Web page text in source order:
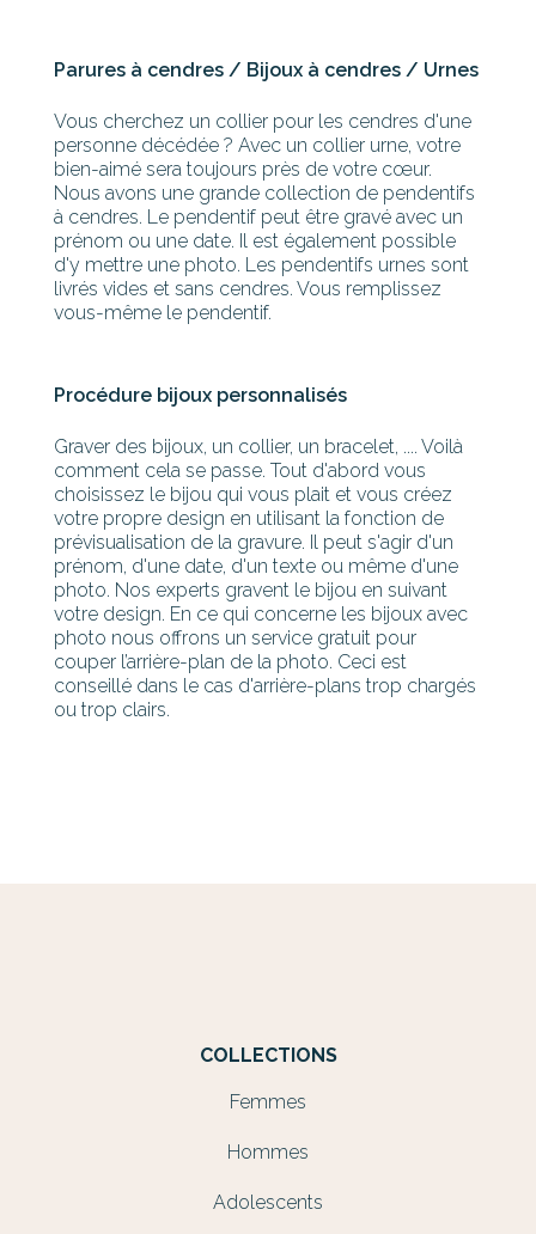
Parures à cendres / Bijoux à cendres / Urnes
Vous cherchez un collier pour les cendres d'une
personne décédée ? Avec un collier urne, votre
bien-aimé sera toujours près de votre cœur.
Nous avons une grande collection de pendentifs
à cendres. Le pendentif peut être gravé avec un
prénom ou une date. Il est également possible
d'y mettre une photo. Les pendentifs urnes sont
livrés vides et sans cendres. Vous remplissez
vous-même le pendentif.
Procédure bijoux personnalisés
Graver des bijoux, un collier, un bracelet, .... Voilà
comment cela se passe. Tout d'abord vous
choisissez le bijou qui vous plait et vous créez
votre propre design en utilisant la fonction de
prévisualisation de la gravure. Il peut s'agir d'un
prénom, d'une date, d'un texte ou même d'une
photo. Nos experts gravent le bijou en suivant
votre design. En ce qui concerne les bijoux avec
photo nous offrons un service gratuit pour
couper l’arrière-plan de la photo. Ceci est
conseillé dans le cas d'arrière-plans trop chargés
ou trop clairs.
COLLECTIONS
Femmes
Hommes
Adolescents